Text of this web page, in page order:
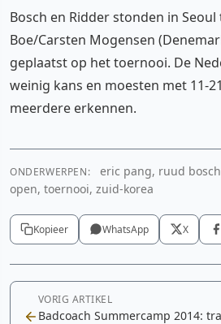
Bosch en Ridder stonden in
Boe/Carsten Mogensen
geplaatst op het toernooi. De
weinig kans en moesten met 11-
meerdere erkennen.
ONDERWERPEN:
eric pang, ruud
open, toernooi, zuid-korea
Kopieer WhatsApp X
VORIG ARTIKEL
Badcoach Summercamp 2014: